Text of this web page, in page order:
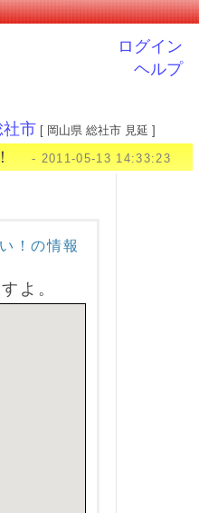
ログイン
ヘルプ
社市 [ 岡山県 総社市 見延 ]
- 2011-05-13 14:33:23
！の情報
よ。